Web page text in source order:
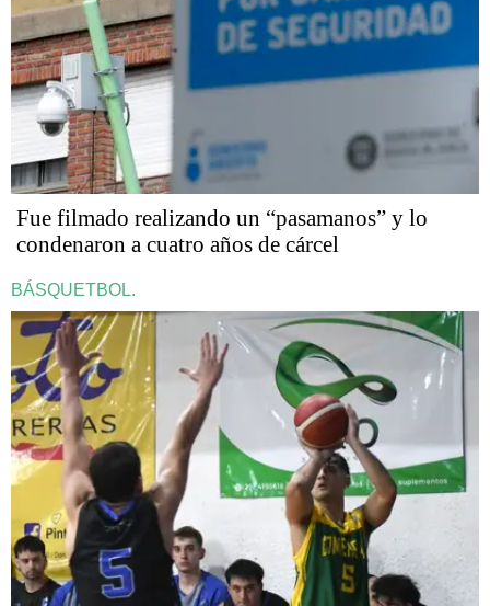
Fue filmado realizando un “pasamanos” y lo
condenaron a cuatro años de cárcel
BÁSQUETBOL.